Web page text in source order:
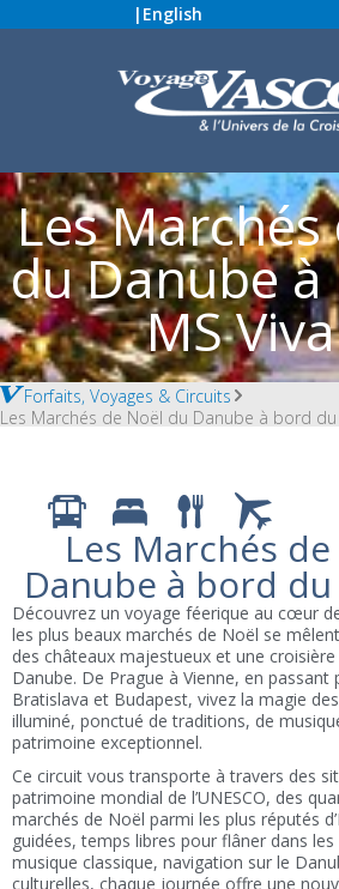
| English
Les
du Danube
MS
Forfaits, Voyages & Circuits
Les Marchés de Noël du Danube à bord du
Les Marchés
Danube à bord du
Découvrez un voyage féerique au cœur
les plus beaux marchés de Noël se
des châteaux majestueux et une
Danube. De Prague à Vienne, en passant
Bratislava et Budapest, vivez la magie
illuminé, ponctué de traditions, de
patrimoine exceptionnel.
Ce circuit vous transporte à travers des
patrimoine mondial de l’UNESCO, des
marchés de Noël parmi les plus réputés
guidées, temps libres pour flâner dans
musique classique, navigation sur le
culturelles, chaque journée offre une